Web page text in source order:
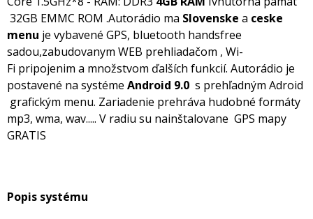
32GB EMMC ROM .Autorádio ma Slovenske a ceske
menu je vybavené GPS, bluetooth handsfree
sadou,zabudovanym WEB prehliadačom , Wi-
Fi pripojenim a množstvom ďalších funkcií. Autorádio je
postavené na systéme Android 9.0 s prehľadným Adroid
grafickým menu. Zariadenie prehráva hudobné formáty
mp3, wma, wav..... V radiu su nainštalovane GPS mapy
GRATIS
Popis systému